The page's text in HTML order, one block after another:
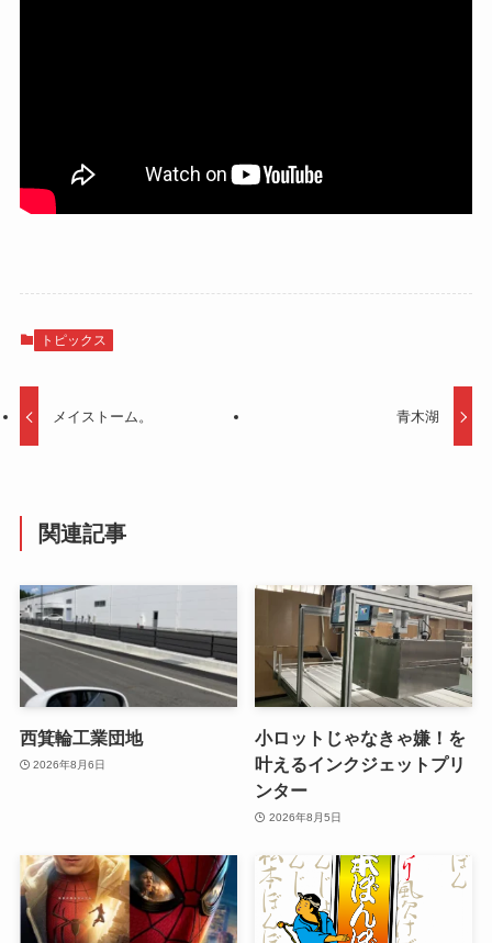
トピックス
メイストーム。 青木湖
関連記事
西箕輪工業団地
2026年8月6日
小ロットじゃなきゃ嫌！を
叶えるインクジェットプリ
ンター
2026年8月5日